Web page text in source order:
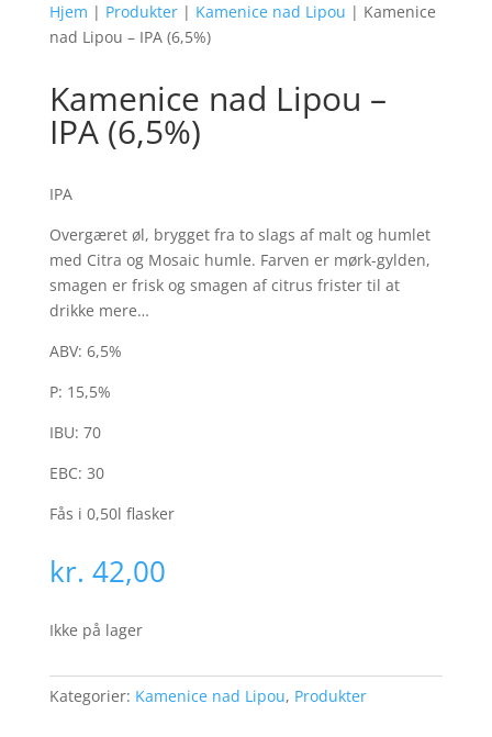
Hjem | Produkter| Kamenice nad Lipou | Kamenice
nad Lipou – IPA (6,5%)
Kamenice nad Lipou –
IPA (6,5%)
IPA
Overgæret øl, brygget fra to slags af malt og humlet
med Citra og Mosaic humle. Farven er mørk-gylden,
smagen er frisk og smagen af citrus frister til at
drikke mere…
ABV: 6,5%
P: 15,5%
IBU: 70
EBC: 30
Fås i 0,50l flasker
kr. 42,00
Ikke på lager
Kategorier: Kamenice nad Lipou, Produkter